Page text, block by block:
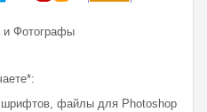
и Фотографы
файлы для Photoshop